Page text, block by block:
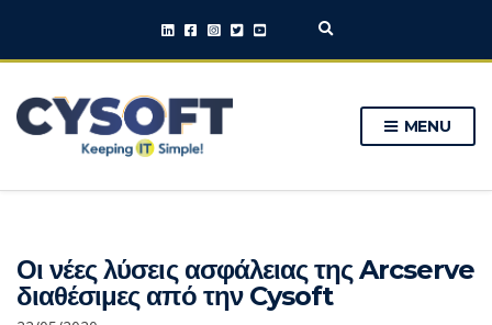
E
p
a
f
o
r
MENU
Οι νέες λύσεις ασφάλειας της Arcserve
διαθέσιμες από την Cysoft